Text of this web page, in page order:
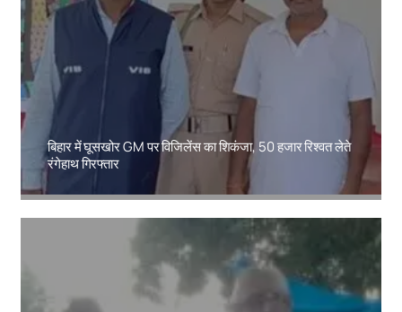
बिहार में घूसखोर GM पर विजिलेंस का शिकंजा, 50 हजार रिश्वत लेते
रंगेहाथ गिरफ्तार